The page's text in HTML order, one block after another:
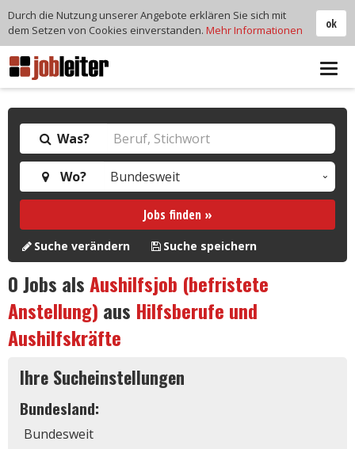
Was?
Wo?
Jobs finden »
Suche verändern Suche speichern
0Jobs alsAushilfsjob (befristete
Anstellung) aus Hilfsberufe und
Aushilfskräfte
Ihre Sucheinstellungen
Bundesland:
Bundesweit
ok
Durch die Nutzung unserer Angebote erklären Sie sich mit
dem Setzen von Cookies einverstanden. Mehr Informationen